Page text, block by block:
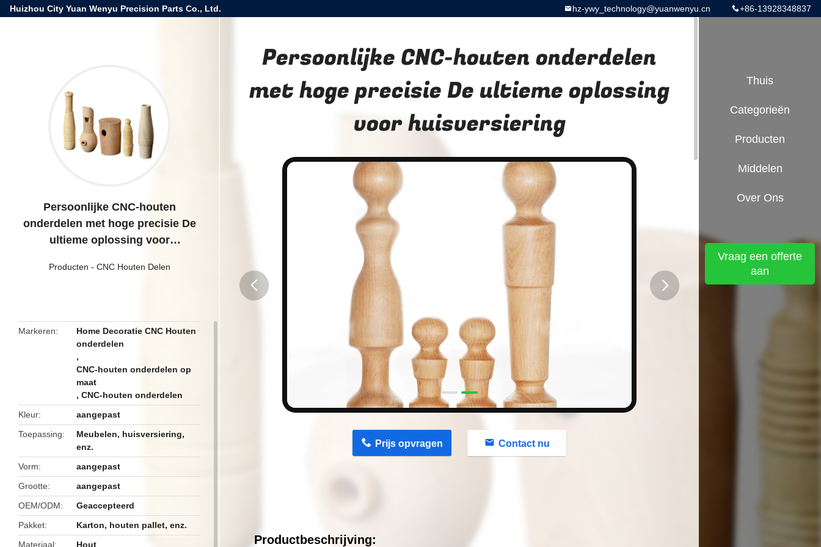
Huizhou City Yuan Wenyu Precision Parts Co., Ltd. +86-13928348837
hz-ywy_technology@yuanwenyu.cn
Persoonlijke CNC-houten
onderdelen met hoge precisie De
ultieme oplossing voor
Producten - CNC Houten Delen
Markeren
Home Decoratie CNC Houten
onderdelen
,
CNC-houten onderdelen op
maat
,CNC-houten onderdelen
Kleur
aangepast
Toepassing
Meubelen, huisversiering,
enz.
Vorm
aangepast
Grootte
aangepast
OEM/ODM
Geaccepteerd
Pakket
Karton, houten pallet, enz.
Materiaal
Hout
Persoonlijke CNC-houten onderdelen
met hoge precisie De ultieme oplossing
voor huisversiering
Prijs opvragen Contact nu
Productbeschrijving:
Thuis
Categorieën
Producten
Middelen
Over Ons
Vraag een offerte
aan